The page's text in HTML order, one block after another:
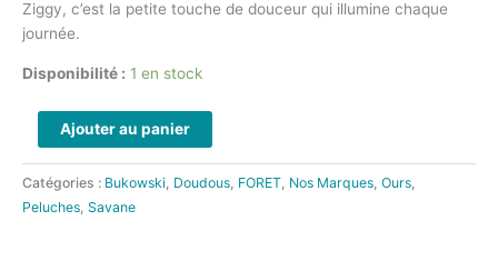
Ziggy, c’est la petite touche de douceur qui illumine chaque
journée.
Disponibilité : 1 en stock
Ajouter au panier
Catégories : Bukowski, Doudous, FORET, Nos Marques, Ours,
Peluches, Savane